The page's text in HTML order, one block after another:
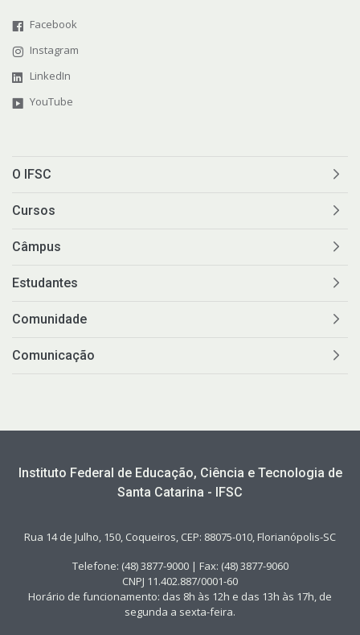
Facebook
Instagram
LinkedIn
YouTube
O IFSC
Cursos
Câmpus
Estudantes
Comunidade
Comunicação
Instituto Federal de Educação, Ciência e Tecnologia de
Santa Catarina - IFSC
Rua 14 de Julho, 150, Coqueiros, CEP: 88075-010, Florianópolis-SC
Telefone: (48) 3877-9000 | Fax: (48) 3877-9060
CNPJ 11.402.887/0001-60
Horário de funcionamento: das 8h às 12h e das 13h às 17h, de
segunda a sexta-feira.